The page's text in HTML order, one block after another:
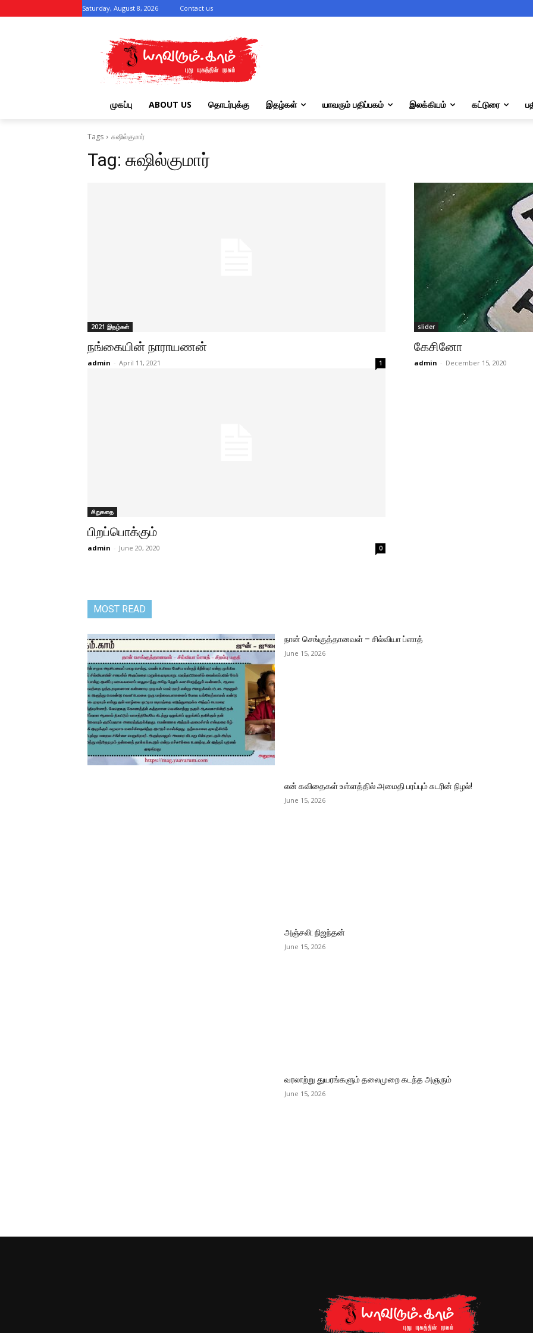
Saturday, August 8, 2026 Contact us
முகப்பு ABOUT US தொடர்புக்கு இதழ்கள் யாவரும் பதிப்பகம் இலக்கியம் கட்டுரை
Tags சுஷில்குமார்
Tag: சுஷில்குமார்
2021 இதழ்கள்
நங்கையின் நாராயணன்
admin - April 11, 2021 1
slider
கேசினோ
admin - December 15, 2020
சிறுகதை
பிறப்பொக்கும்
admin - June 20, 2020 0
MOST READ
நான் செங்குத்தானவள் – சில்வியா ப்ளாத்
June 15, 2026
என் கவிதைகள் உள்ளத்தில் அமைதி பரப்பும் சுடரின் நிழல்!
June 15, 2026
அஞ்சலி: நிஜந்தன்
June 15, 2026
வரலாற்று துயரங்களும் தலைமுறை கடந்த அஞரும்
June 15, 2026